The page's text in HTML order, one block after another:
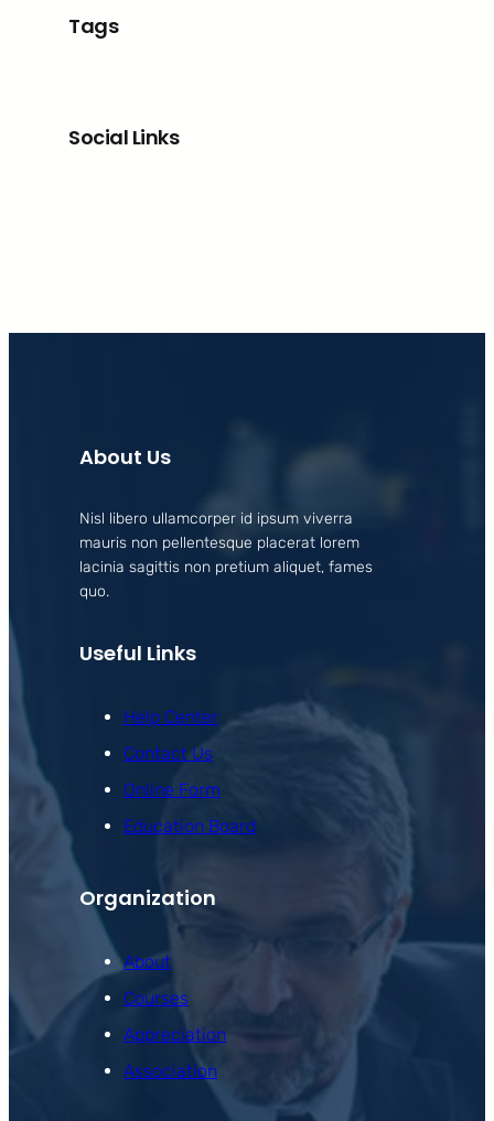
Tags
Social Links
About Us
Nisl libero ullamcorper id ipsum viverra
mauris non pellentesque placerat lorem
lacinia sagittis non pretium aliquet, fames
quo.
Useful Links
Help Center
Contact Us
Online Form
Education Board
Organization
About
Courses
Appreciation
Association